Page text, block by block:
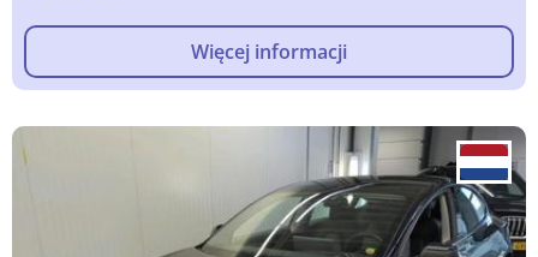
Więcej informacji